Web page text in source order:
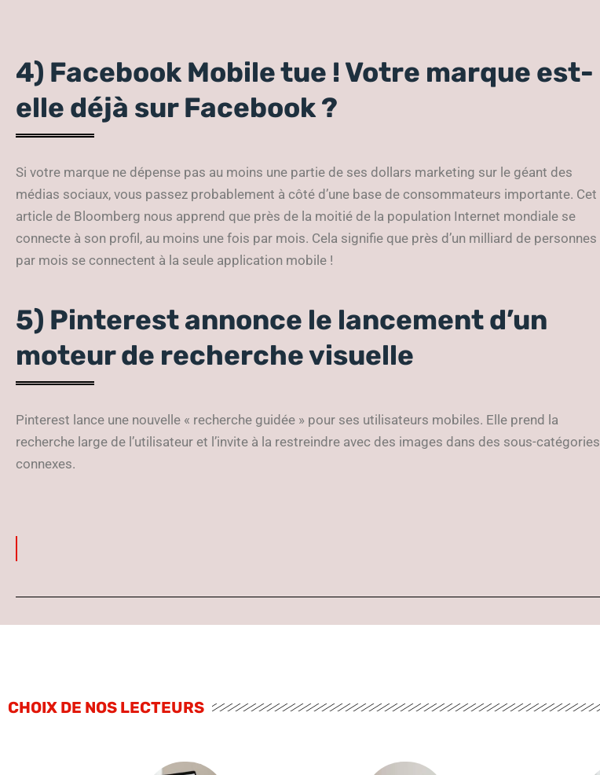
4) Facebook Mobile tue ! Votre marque est-
elle déjà sur Facebook ?
Si votre marque ne dépense pas au moins une partie de ses dollars marketing sur le géant des
médias sociaux, vous passez probablement à côté d’une base de consommateurs importante. Cet
article de Bloomberg nous apprend que près de la moitié de la population Internet mondiale se
connecte à son profil, au moins une fois par mois. Cela signifie que près d’un milliard de personnes
par mois se connectent à la seule application mobile !
5) Pinterest annonce le lancement d’un
moteur de recherche visuelle
Pinterest lance une nouvelle « recherche guidée » pour ses utilisateurs mobiles. Elle prend la
recherche large de l’utilisateur et l’invite à la restreindre avec des images dans des sous-catégories
connexes.
CHOIX DE NOS LECTEURS